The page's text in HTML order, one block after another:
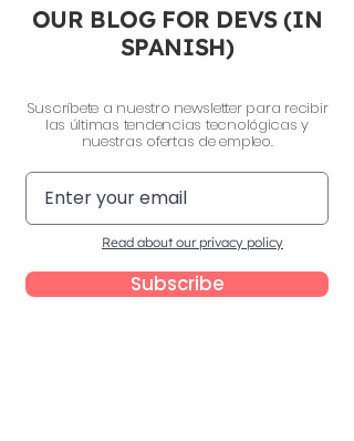
OUR BLOG FOR DEVS (IN
SPANISH)
Suscríbete a nuestro newsletter para recibir
las últimas tendencias tecnológicas y
nuestras ofertas de empleo.
Read about our privacy policy
Subscribe